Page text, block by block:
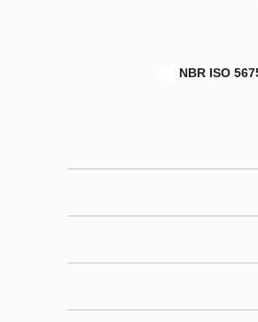
NBR ISO